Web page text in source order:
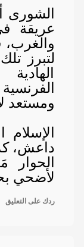
الشورى
عريقة
لتبرز
ومستعد
داعش،
لأضحي
ردك على التعليق